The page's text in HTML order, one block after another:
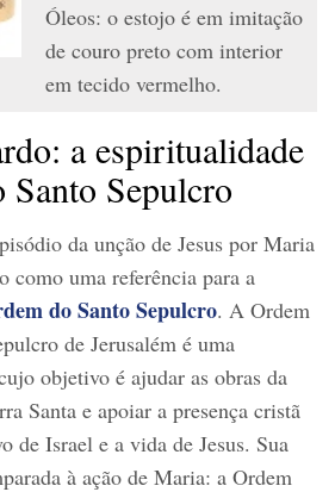
Óleos: o estojo é em imitação
de couro preto com interior
em tecido vermelho.
a espiritualidade
Santo Sepulcro
da unção de Jesus por Maria
como uma referência para a
do Santo Sepulcro. A Ordem
de Jerusalém é uma
objetivo é ajudar as obras da
Santa e apoiar a presença cristã
de Israel e a vida de Jesus. Sua
à ação de Maria: a Ordem